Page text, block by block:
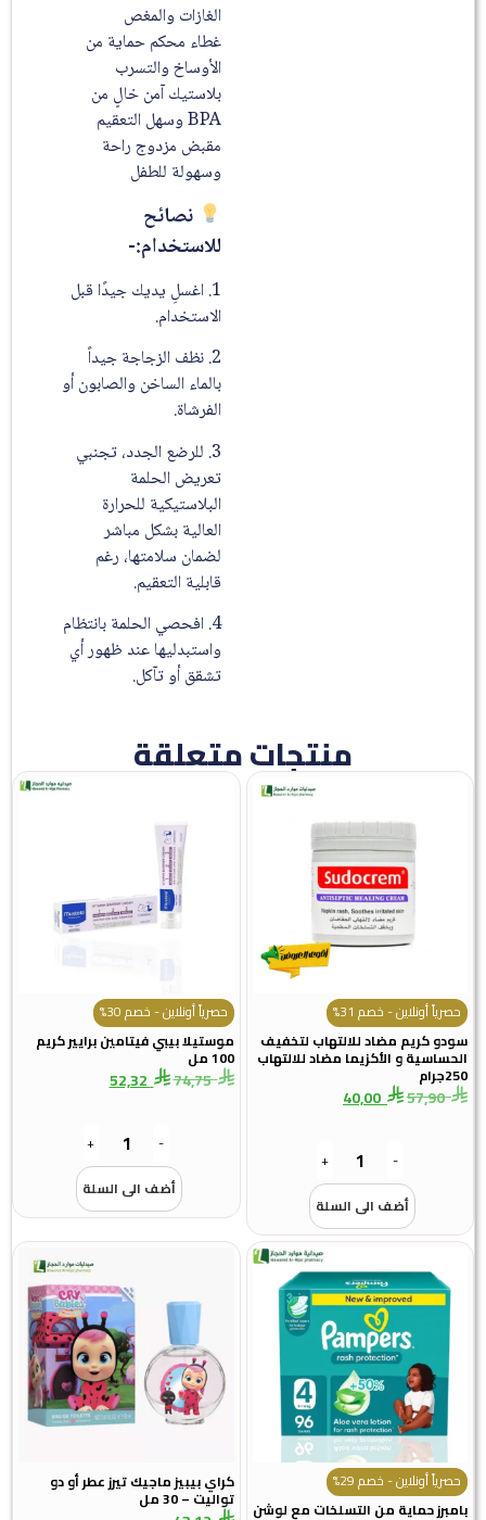
الغازات والمغص
غطاء محكم حماية من
الأوساخ والتسرب
بلاستيك آمن خالٍ من
BPA وسهل التعقيم
مقبض مزدوج راحة
وسهولة للطفل
نصائح
للاستخدام:-
1. اغسلِ يديك جيدًا قبل
الاستخدام.
2. نظف الزجاجة جيداً
بالماء الساخن والصابون أو
الفرشاة.
3. للرضع الجدد، تجنبي
تعريض الحلمة
البلاستيكية للحرارة
العالية بشكل مباشر
لضمان سلامتها، رغم
قابلية التعقيم.
4. افحصي الحلمة بانتظام
واستبدليها عند ظهور أي
تشقق أو تآكل.
منتجات متعلقة
حصرياً أونلاين - خصم 31%
سودو كريم مضاد للالتهاب لتخفيف
الحساسية و الأكزيما مضاد للالتهاب
250جرام
57,90
40,00
-
+
أضف الى السلة
حصرياً أونلاين - خصم 30%
موستيلا بيبي فيتامين برايير كريم
100 مل
74,75
52,32
-
+
أضف الى السلة
حصرياً أونلاين - خصم 29%
بامبرز حماية من التسلخات مع لوشن
كراي بيبيز ماجيك تيرز عطر أو دو
تواليت – 30 مل